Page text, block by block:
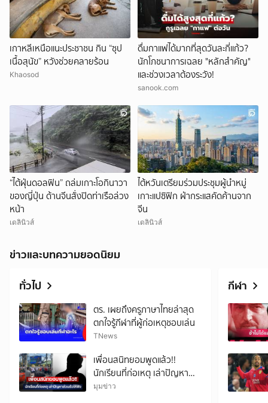
เกาหลีเหนือแนะประชาชน กิน “ซุป
เนื้อสุนัข” หวังช่วยคลายร้อน
Khaosod
ดื่มกาแฟได้มากที่สุดวันละกี่แก้ว?
นักโภชนาการเฉลย "หลักสำคัญ"
และช่วงเวลาต้องระวัง!
sanook.com
“ไต้ฝุ่นดอลฟิน” ถล่มเกาะโอกินาวา
ของญี่ปุ่น ด้านจีนสั่งปิดท่าเรือล่วง
หน้า
เดลินิวส์
ไต้หวันเตรียมร่วมประชุมผู้นำหมู่
เกาะแปซิฟิก ฝ่ากระแสคัดค้านจาก
จีน
เดลินิวส์
ข่าวและบทความยอดนิยม
ทั่วไป
ตร. เผยถึงครูภาษาไทยล่าสุด
ตกใจรู้กีฬาที่ผู้ก่อเหตุชอบเล่น
TNews
เพื่อนสนิทยอมพูดแล้ว!!
นักเรียนที่ก่อเหตุ เล่าปัญหา
ส่วนตัวให้ฟัง
มุมข่าว
กีฬา